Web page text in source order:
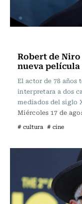
Robert de
nueva
El actor de 78 años
interpretara a dos
mediados del siglo
Miércoles 17 de
# cultura # cine